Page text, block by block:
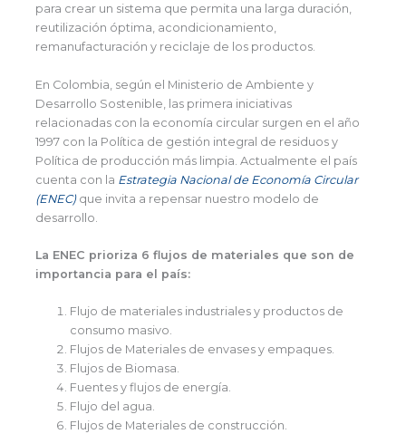
para crear un sistema que permita una larga duración,
reutilización óptima, acondicionamiento,
remanufacturación y reciclaje de los productos.
En Colombia, según el Ministerio de Ambiente y
Desarrollo Sostenible, las primera iniciativas
relacionadas con la economía circular surgen en el año
1997 con la Política de gestión integral de residuos y
Política de producción más limpia. Actualmente el país
cuenta con la Estrategia Nacional de Economía Circular
(ENEC)que invita a repensar nuestro modelo de
desarrollo.
La ENEC prioriza 6 flujos de materiales que son de
importancia para el país:
Flujo de materiales industriales y productos de
consumo masivo.
Flujos de Materiales de envases y empaques.
Flujos de Biomasa.
Fuentes y flujos de energía.
Flujo del agua.
Flujos de Materiales de construcción.